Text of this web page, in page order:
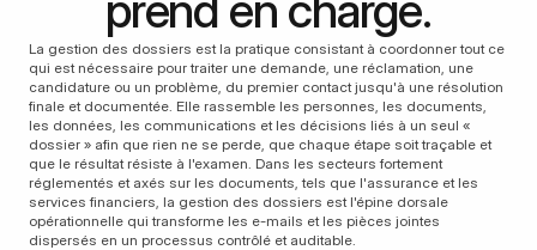
La gestion des dossiers est la pratique consistant à coordonner tout ce
qui est nécessaire pour traiter une demande, une réclamation, une
candidature ou un problème, du premier contact jusqu'à une résolution
finale et documentée. Elle rassemble les personnes, les documents,
les données, les communications et les décisions liés à un seul «
dossier » afin que rien ne se perde, que chaque étape soit traçable et
que le résultat résiste à l'examen. Dans les secteurs fortement
réglementés et axés sur les documents, tels que l'assurance et les
services financiers, la gestion des dossiers est l'épine dorsale
opérationnelle qui transforme les e-mails et les pièces jointes
dispersés en un processus contrôlé et auditable.